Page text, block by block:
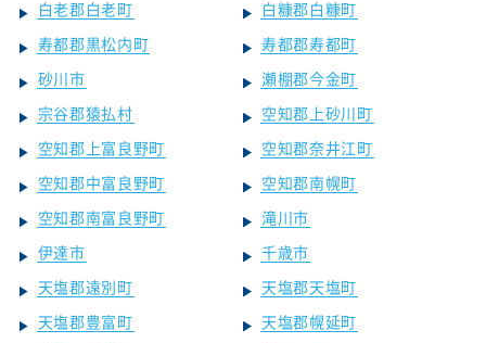
白老郡白老町
白糠郡白糠町
寿都郡黒松内町
寿都郡寿都町
砂川市
瀬棚郡今金町
宗谷郡猿払村
空知郡上砂川町
空知郡上富良野町
空知郡奈井江町
空知郡中富良野町
空知郡南幌町
空知郡南富良野町
滝川市
伊達市
千歳市
天塩郡遠別町
天塩郡天塩町
天塩郡豊富町
天塩郡幌延町